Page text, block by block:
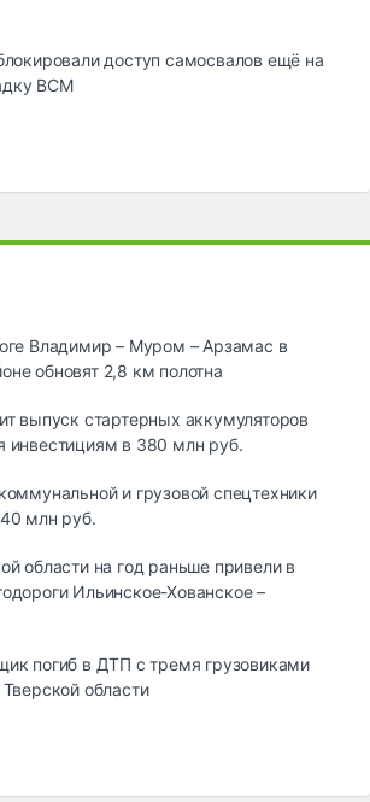
доступ самосвалов ещё на
ВСМ
Владимир – Муром – Арзамас в
обновят 2,8 км полотна
выпуск стартерных аккумуляторов
инвестициям в 380 млн руб.
и грузовой спецтехники
млн руб.
области на год раньше привели в
Ильинское-Хованское –
погиб в ДТП с тремя грузовиками
области